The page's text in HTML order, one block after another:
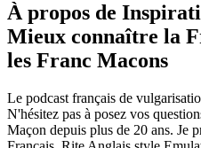
À propos de
Mieux connaître la
les Franc Macons
Le podcast français de
N'hésitez pas à posez vos
Maçon depuis plus de 20 ans. Je